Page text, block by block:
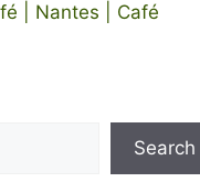
| Nantes | Café
Search